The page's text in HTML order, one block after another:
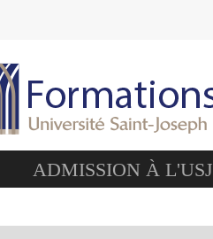
ADMISSION À L'USJ